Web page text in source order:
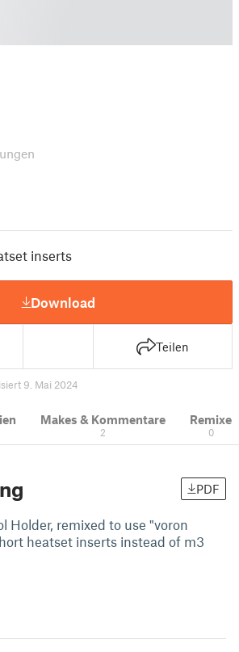
inserts
Download
Teilen
9. Mai 2024
Makes & Kommentare
2
Remixe
0
PDF
Holder, remixed to use "voron
heatset inserts instead of m3